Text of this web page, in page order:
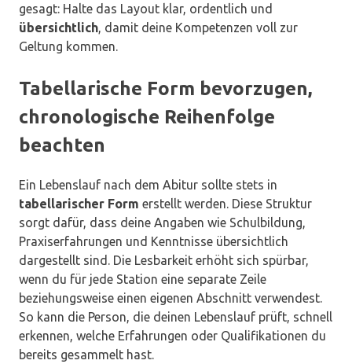
gesagt: Halte das Layout klar, ordentlich und
übersichtlich, damit deine Kompetenzen voll zur
Geltung kommen.
Tabellarische Form bevorzugen,
chronologische Reihenfolge
beachten
Ein Lebenslauf nach dem Abitur sollte stets in
tabellarischer Form erstellt werden. Diese Struktur
sorgt dafür, dass deine Angaben wie Schulbildung,
Praxiserfahrungen und Kenntnisse übersichtlich
dargestellt sind. Die Lesbarkeit erhöht sich spürbar,
wenn du für jede Station eine separate Zeile
beziehungsweise einen eigenen Abschnitt verwendest.
So kann die Person, die deinen Lebenslauf prüft, schnell
erkennen, welche Erfahrungen oder Qualifikationen du
bereits gesammelt hast.